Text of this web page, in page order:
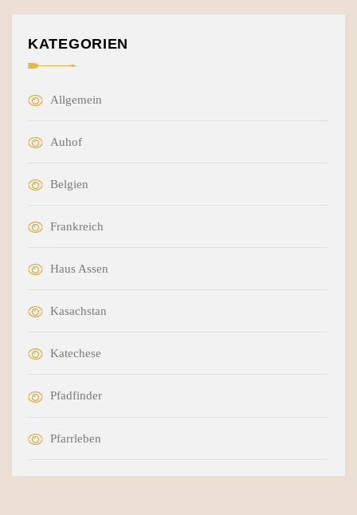
KATEGORIEN
Allgemein
Auhof
Belgien
Frankreich
Haus Assen
Kasachstan
Katechese
Pfadfinder
Pfarrleben